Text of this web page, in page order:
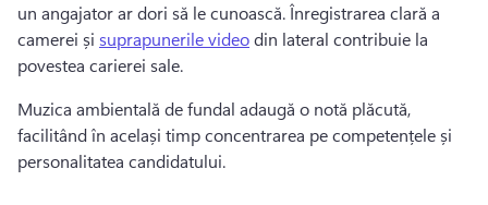
un angajator ar dori să le cunoască. Înregistrarea clară a
camerei și suprapunerile video din lateral contribuie la
povestea carierei sale.
Muzica ambientală de fundal adaugă o notă plăcută,
facilitând în același timp concentrarea pe competențele și
personalitatea candidatului.